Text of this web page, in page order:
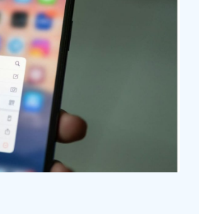
e
44 sites que usam
Nuvemshop para te
inspirar a ter o seu
negó...